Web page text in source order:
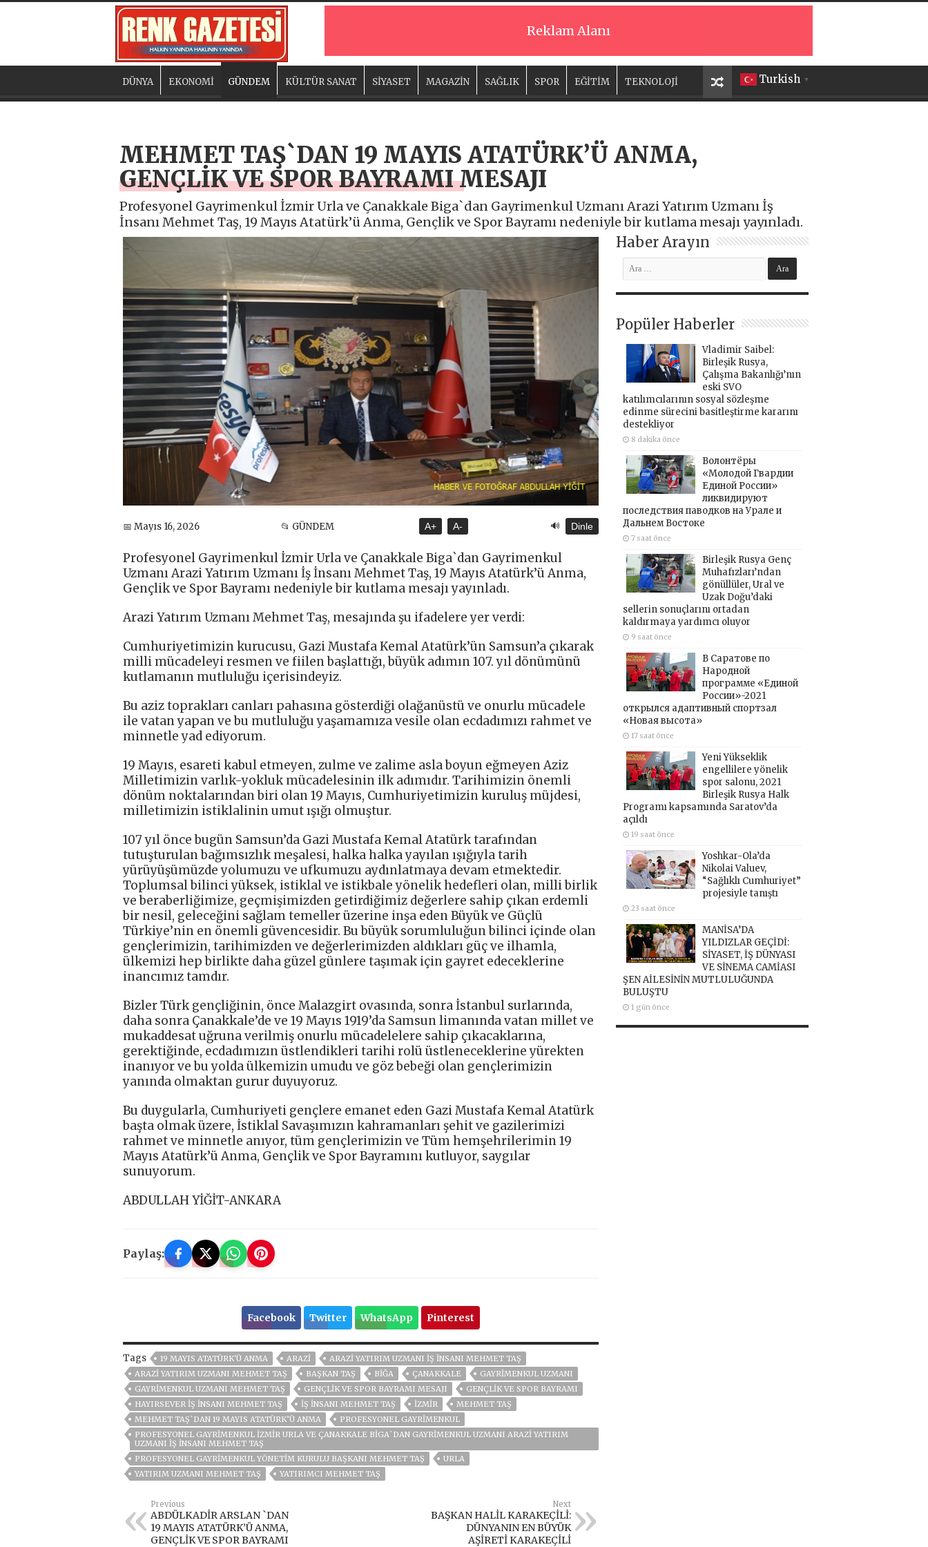
Reklam Alanı
Turkish ▼
DÜNYA EKONOMİ GÜNDEM KÜLTÜR SANAT SİYASET MAGAZİN SAĞLIK SPOR EĞİTİM TEKNOLOJİ
MEHMET TAŞ`DAN 19 MAYIS ATATÜRK’Ü ANMA,
GENÇLİK VE SPOR BAYRAMI MESAJI
Profesyonel Gayrimenkul İzmir Urla ve Çanakkale Biga`dan Gayrimenkul Uzmanı Arazi Yatırım Uzmanı İş
İnsanı Mehmet Taş, 19 Mayıs Atatürk’ü Anma, Gençlik ve Spor Bayramı nedeniyle bir kutlama mesajı yayınladı.
📅 Mayıs 16, 2026 📂 GÜNDEM A+ A- 🔊 Dinle
Profesyonel Gayrimenkul İzmir Urla ve Çanakkale Biga`dan Gayrimenkul
Uzmanı Arazi Yatırım Uzmanı İş İnsanı Mehmet Taş, 19 Mayıs Atatürk’ü Anma,
Gençlik ve Spor Bayramı nedeniyle bir kutlama mesajı yayınladı.
Arazi Yatırım Uzmanı Mehmet Taş, mesajında şu ifadelere yer verdi:
Cumhuriyetimizin kurucusu, Gazi Mustafa Kemal Atatürk’ün Samsun’a çıkarak
milli mücadeleyi resmen ve fiilen başlattığı, büyük adımın 107. yıl dönümünü
kutlamanın mutluluğu içerisindeyiz.
Bu aziz toprakları canları pahasına gösterdiği olağanüstü ve onurlu mücadele
ile vatan yapan ve bu mutluluğu yaşamamıza vesile olan ecdadımızı rahmet ve
minnetle yad ediyorum.
19 Mayıs, esareti kabul etmeyen, zulme ve zalime asla boyun eğmeyen Aziz
Milletimizin varlık-yokluk mücadelesinin ilk adımıdır. Tarihimizin önemli
dönüm noktalarından biri olan 19 Mayıs, Cumhuriyetimizin kuruluş müjdesi,
milletimizin istiklalinin umut ışığı olmuştur.
107 yıl önce bugün Samsun’da Gazi Mustafa Kemal Atatürk tarafından
tutuşturulan bağımsızlık meşalesi, halka halka yayılan ışığıyla tarih
yürüyüşümüzde yolumuzu ve ufkumuzu aydınlatmaya devam etmektedir.
Toplumsal bilinci yüksek, istiklal ve istikbale yönelik hedefleri olan, milli birlik
ve beraberliğimize, geçmişimizden getirdiğimiz değerlere sahip çıkan erdemli
bir nesil, geleceğini sağlam temeller üzerine inşa eden Büyük ve Güçlü
Türkiye’nin en önemli güvencesidir. Bu büyük sorumluluğun bilinci içinde olan
gençlerimizin, tarihimizden ve değerlerimizden aldıkları güç ve ilhamla,
ülkemizi hep birlikte daha güzel günlere taşımak için gayret edeceklerine
inancımız tamdır.
Bizler Türk gençliğinin, önce Malazgirt ovasında, sonra İstanbul surlarında,
daha sonra Çanakkale’de ve 19 Mayıs 1919’da Samsun limanında vatan millet ve
mukaddesat uğruna verilmiş onurlu mücadelelere sahip çıkacaklarına,
gerektiğinde, ecdadımızın üstlendikleri tarihi rolü üstleneceklerine yürekten
inanıyor ve bu yolda ülkemizin umudu ve göz bebeği olan gençlerimizin
yanında olmaktan gurur duyuyoruz.
Bu duygularla, Cumhuriyeti gençlere emanet eden Gazi Mustafa Kemal Atatürk
başta olmak üzere, İstiklal Savaşımızın kahramanları şehit ve gazilerimizi
rahmet ve minnetle anıyor, tüm gençlerimizin ve Tüm hemşehrilerimin 19
Mayıs Atatürk’ü Anma, Gençlik ve Spor Bayramını kutluyor, saygılar
sunuyorum.
ABDULLAH YİĞİT-ANKARA
Paylaş:
Facebook Twitter WhatsApp Pinterest
Tags 19 MAYIS ATATÜRK'Ü ANMA ARAZI
ARAZI YATIRIM UZMANI İŞ İNSANI MEHMET TAŞ
ARAZI YATIRIM UZMANI MEHMET TAŞ
BAŞKAN TAŞ BIĞA ÇANAKKALE
GAYRIMENKUL UZMANI
GAYRIMENKUL UZMANI MEHMET TAŞ
GENÇLİK VE SPOR BAYRAMI MESAJI
GENÇLIK VE SPOR BAYRAMI
HAYIRSEVER IŞ INSANI MEHMET TAŞ
IŞ INSANI MEHMET TAŞ İZMIR
MEHMET TAŞ
MEHMET TAŞ`DAN 19 MAYIS ATATÜRK’Ü ANMA
PROFESYONEL GAYRIMENKUL
PROFESYONEL GAYRIMENKUL İZMIR URLA VE ÇANAKKALE BIGA`DAN GAYRIMENKUL UZMANI ARAZI YATIRIM
UZMANI İŞ İNSANI MEHMET TAŞ
PROFESYONEL GAYRİMENKUL YÖNETIM KURULU BAŞKANI MEHMET TAŞ
URLA
YATIRIM UZMANI MEHMET TAŞ
YATIRIMCI MEHMET TAŞ
Previous
ABDÜLKADİR ARSLAN `DAN
19 MAYIS ATATÜRK’Ü ANMA,
GENÇLİK VE SPOR BAYRAMI
Next
BAŞKAN HALİL KARAKEÇİLİ:
DÜNYANIN EN BÜYÜK
AŞİRETİ KARAKEÇİLİ
Haber Arayın
Popüler Haberler
Vladimir Saibel:
Birleşik Rusya,
Çalışma Bakanlığı’nın
eski SVO
katılımcılarının sosyal sözleşme
edinme sürecini basitleştirme kararını
destekliyor
8 dakika önce
Волонтёры
«Молодой Гвардии
Единой России»
ликвидируют
последствия паводков на Урале и
Дальнем Востоке
7 saat önce
Birleşik Rusya Genç
Muhafızları’ndan
gönüllüler, Ural ve
Uzak Doğu’daki
sellerin sonuçlarını ortadan
kaldırmaya yardımcı oluyor
9 saat önce
В Саратове по
Народной
программе «Единой
России»-2021
открылся адаптивный спортзал
«Новая высота»
17 saat önce
Yeni Yükseklik
engellilere yönelik
spor salonu, 2021
Birleşik Rusya Halk
Programı kapsamında Saratov’da
açıldı
19 saat önce
Yoshkar-Ola’da
Nikolai Valuev,
“Sağlıklı Cumhuriyet”
projesiyle tanıştı
23 saat önce
MANİSA’DA
YILDIZLAR GEÇİDİ:
SİYASET, İŞ DÜNYASI
VE SİNEMA CAMİASI
ŞEN AİLESİNİN MUTLULUĞUNDA
BULUŞTU
1 gün önce